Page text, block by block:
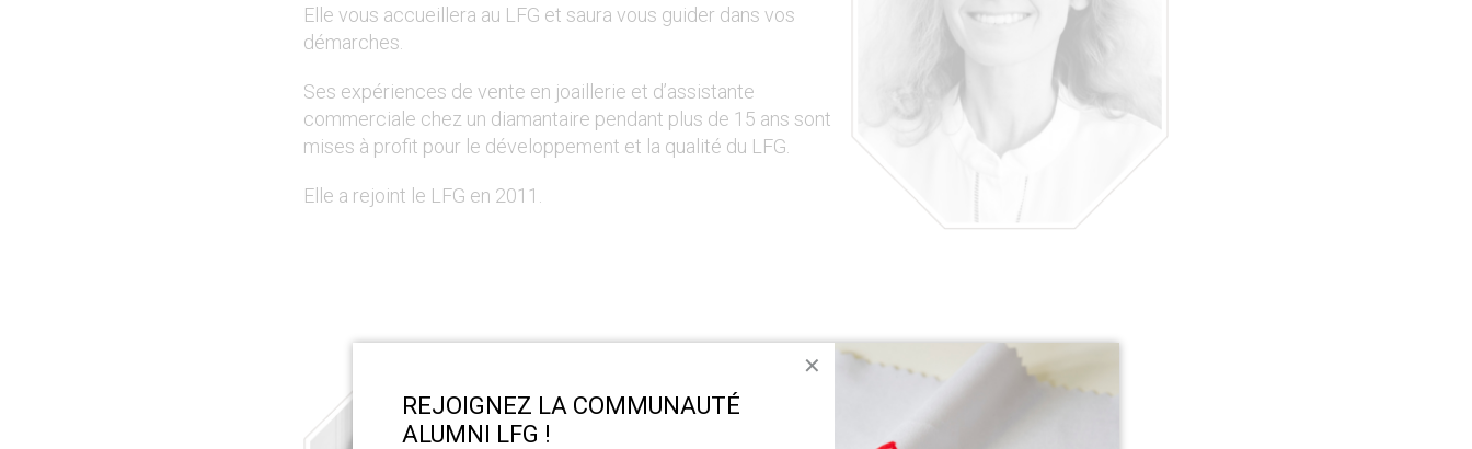
REJOIGNEZ LA COMMUNAUTÉ
ALUMNI LFG !
✕
Elle vous accueillera au LFG et saura vous guider dans vos
démarches.
Ses expériences de vente en joaillerie et d’assistante
commerciale chez un diamantaire pendant plus de 15 ans sont
mises à profit pour le développement et la qualité du LFG.
Elle a rejoint le LFG en 2011.
Clémence Brahmy-Marty
Assistante administrative